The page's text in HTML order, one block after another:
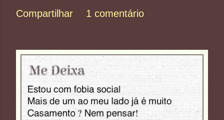
Compartilhar
1 comentário